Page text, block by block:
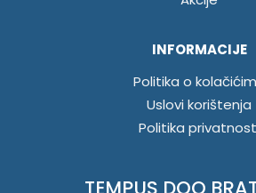
INFORMACIJE
Politika o
Uslovi korištenja
Politika